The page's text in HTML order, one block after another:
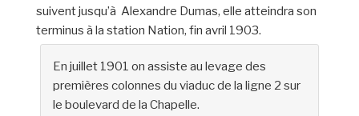
suivent jusqu’à Alexandre Dumas, elle atteindra son
terminus à la station Nation, fin avril 1903.
En juillet 1901 on assiste au levage des
premières colonnes du viaduc de la ligne 2 sur
le boulevard de la Chapelle.